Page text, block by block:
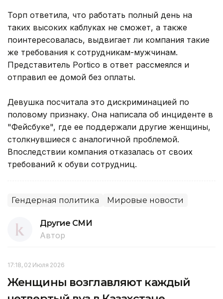
Торп ответила, что работать полный день на
таких высоких каблуках не сможет, а также
поинтересовалась, выдвигает ли компания такие
же требования к сотрудникам-мужчинам.
Представитель Portico в ответ рассмеялся и
отправил ее домой без оплаты.
Девушка посчитала это дискриминацией по
половому признаку. Она написала об инциденте в
"Фейсбуке", где ее поддержали другие женщины,
столкнувшиеся с аналогичной проблемой.
Впоследствии компания отказалась от своих
требований к обуви сотрудниц.
Гендерная политика Мировые новости
Другие СМИ
Автор
17:18, 02 Июля 2026
Женщины возглавляют каждый